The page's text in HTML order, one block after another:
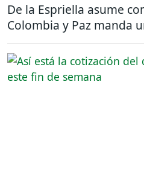
De la Espriella asume
Colombia y Paz manda